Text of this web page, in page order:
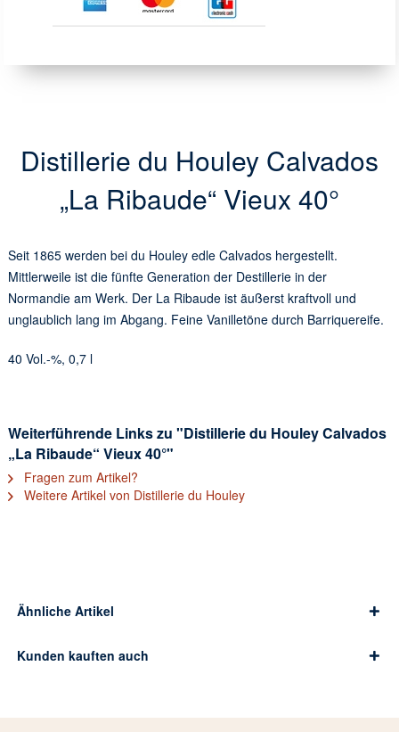
Distillerie du Houley Calvados
„La Ribaude“ Vieux 40°
Seit 1865 werden bei du Houley edle Calvados hergestellt.
Mittlerweile ist die fünfte Generation der Destillerie in der
Normandie am Werk. Der La Ribaude ist äußerst kraftvoll und
unglaublich lang im Abgang. Feine Vanilletöne durch Barriquereife.
40 Vol.-%, 0,7 l
Weiterführende Links zu "Distillerie du Houley Calvados
„La Ribaude“ Vieux 40°"
Fragen zum Artikel?
Weitere Artikel von Distillerie du Houley
Ähnliche Artikel
Kunden kauften auch